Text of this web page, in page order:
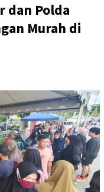
dan Polda
Murah di